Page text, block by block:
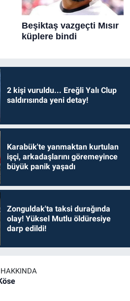
2 kişi vuruldu... Ereğli Yalı Clup
saldırısında yeni detay!
Karabük'te yanmaktan kurtulan
işçi, arkadaşlarını göremeyince
büyük panik yaşadı
Zonguldak'ta taksi durağında
olay! Yüksel Mutlu öldüresiye
darp edildi!